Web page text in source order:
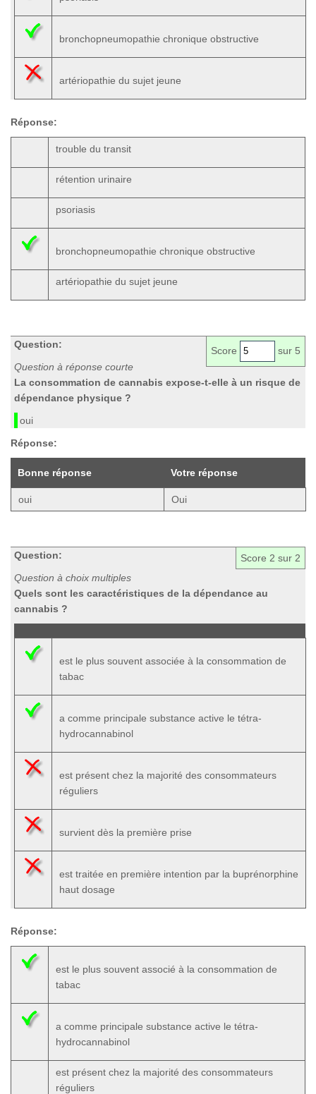
bronchopneumopathie chronique obstructive
artériopathie du sujet jeune
Réponse:
trouble du transit
rétention urinaire
psoriasis
bronchopneumopathie chronique obstructive
artériopathie du sujet jeune
Score sur 5
Question:
Question à réponse courte
La consommation de cannabis expose-t-elle à un risque de
dépendance physique ?
oui
Réponse:
Bonne réponse Votre réponse
oui Oui
Score 2 sur 2
Question:
Question à choix multiples
Quels sont les caractéristiques de la dépendance au
cannabis ?
est le plus souvent associée à la consommation de
tabac
a comme principale substance active le tétra-
hydrocannabinol
est présent chez la majorité des consommateurs
réguliers
survient dès la première prise
est traitée en première intention par la buprénorphine
haut dosage
Réponse:
est le plus souvent associé à la consommation de
tabac
a comme principale substance active le tétra-
hydrocannabinol
est présent chez la majorité des consommateurs
réguliers